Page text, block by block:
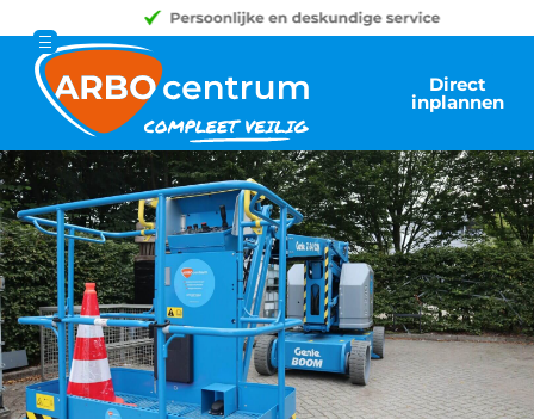
Direct
inplannen